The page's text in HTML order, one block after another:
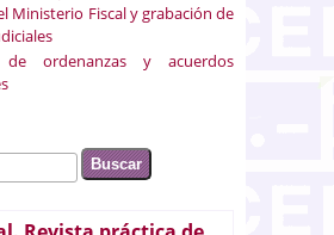
Ministerio Fiscal y grabación de
de ordenanzas y acuerdos
de búsqueda